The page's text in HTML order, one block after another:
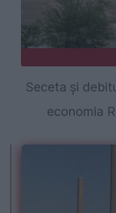
Seceta și
economia